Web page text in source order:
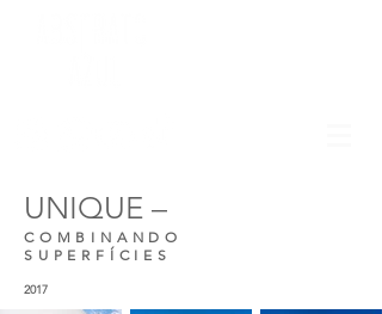
UNIQUE –
COMBINANDO
SUPERFÍCIES
2017